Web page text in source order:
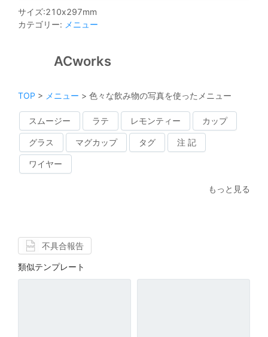
サイズ:210x297mm
カテゴリー: メニュー
ACworks
TOP > メニュー > 色々な飲み物の写真を使ったメニュー
スムージー ラテ レモンティー カップ
グラス マグカップ タグ 注 記
ワイヤー
もっと見る
不具合報告
類似テンプレート